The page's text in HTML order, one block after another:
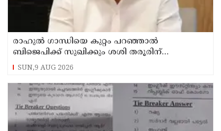
രാഹുല്‍ ഗാന്ധിയെ കുറ്റം പറഞ്ഞാല്‍
ബിജെപിക്ക് സുഖിക്കും ശശി തരൂരിന്
മറുപടിയുമായി കെ സി വേണുഗോപാല്‍
SUN,9 AUG 2026